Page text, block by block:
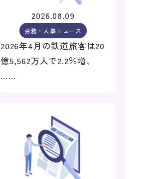
2026.08.09
労務・人事ニュース
2026年4月の鉄道旅客は20
億5,562万人で2.2％増、
……